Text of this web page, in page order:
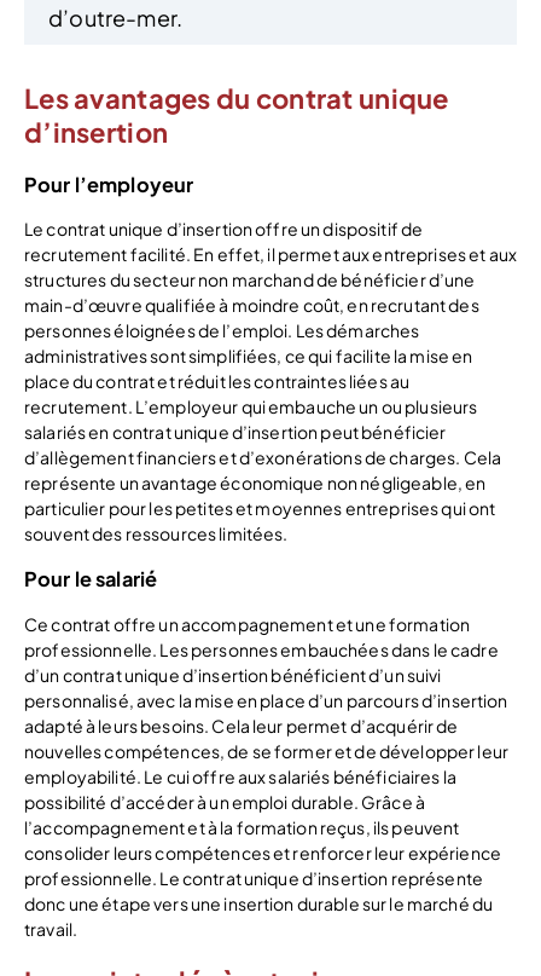
d’outre-mer.
Les avantages du contrat unique
d’insertion
Pour l’employeur
Le contrat unique d’insertion offre un dispositif de
recrutement facilité. En effet, il permet aux entreprises et aux
structures du secteur non marchand de bénéficier d’une
main-d’œuvre qualifiée à moindre coût, en recrutant des
personnes éloignées de l’emploi. Les démarches
administratives sont simplifiées, ce qui facilite la mise en
place du contrat et réduit les contraintes liées au
recrutement. L’employeur qui embauche un ou plusieurs
salariés en contrat unique d’insertion peut bénéficier
d’allègement financiers et d’exonérations de charges. Cela
représente un avantage économique non négligeable, en
particulier pour les petites et moyennes entreprises qui ont
souvent des ressources limitées.
Pour le salarié
Ce contrat offre un accompagnement et une formation
professionnelle. Les personnes embauchées dans le cadre
d’un contrat unique d’insertion bénéficient d’un suivi
personnalisé, avec la mise en place d’un parcours d’insertion
adapté à leurs besoins. Cela leur permet d’acquérir de
nouvelles compétences, de se former et de développer leur
employabilité. Le cui offre aux salariés bénéficiaires la
possibilité d’accéder à un emploi durable. Grâce à
l’accompagnement et à la formation reçus, ils peuvent
consolider leurs compétences et renforcer leur expérience
professionnelle. Le contrat unique d’insertion représente
donc une étape vers une insertion durable sur le marché du
travail.